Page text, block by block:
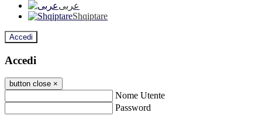
عربى
Shqiptare
Accedi
Accedi
button close ×
Nome Utente
Password